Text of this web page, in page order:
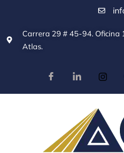
Carrera 29 # 45-94. Oficina
Atlas.